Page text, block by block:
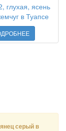
серый в